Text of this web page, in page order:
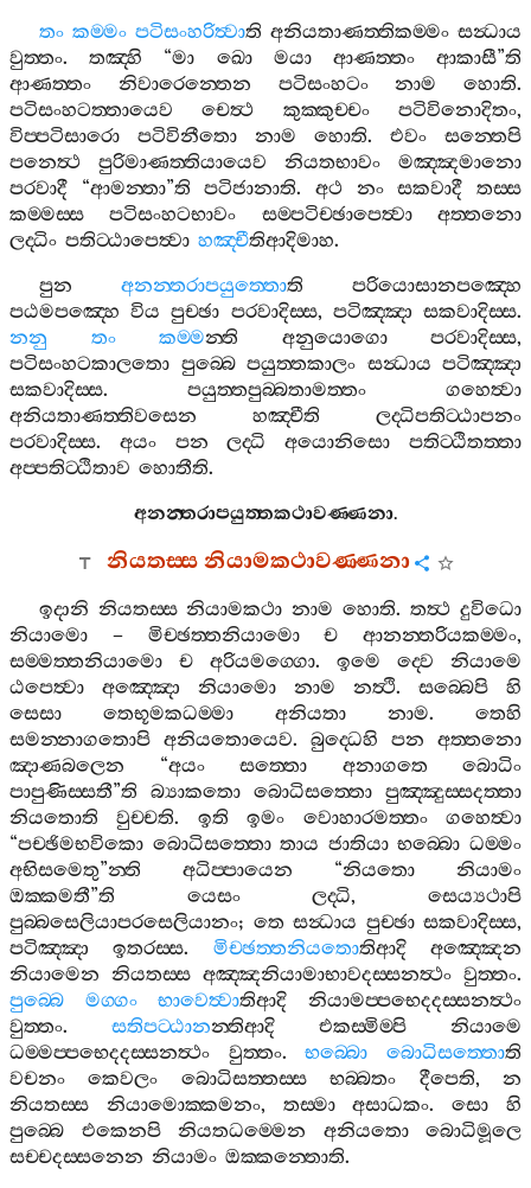
තං කම‍්මං පටිසංහරිත්‍වාති අනියතාණත‍්තිකම‍්මං සන්‍ධාය
වුත‍්තං.තඤ‍්හි “මා ඛො මයා ආණත‍්තං ආකාසී”ති
ආණත‍්තං
නිවාරෙන‍්තෙන පටිසංහටං නාම හොති.
පටිසංහටත‍්තායෙව
චෙත්‍ථ කුක‍්කුච‍්චං පටිවිනොදිතං,
විප‍්පටිසාරො
පටිවිනීතො නාම හොති. එවං
සන‍්තෙපි
පනෙත්‍ථ
පුරිමාණත‍්තියායෙව නියතභාවං
මඤ‍්ඤමානො
පරවාදී “ආමන‍්තා”ති පටිජානාති.අථ නං සකවාදී
තස‍්ස
කම‍්මස‍්ස
පටිසංහටභාවං සම‍්පටිච‍්ඡාපෙත්‍වා
අත‍්තනො
ලද‍්ධිං පතිට‍්ඨාපෙත්‍වා හඤ‍්චීතිආදිමාහ.
පුන
අනන‍්තරාපයුත‍්තොති
පරියොසානපඤ‍්හෙ
පඨමපඤ‍්හෙ විය පුච‍්ඡා පරවාදිස‍්ස, පටිඤ‍්ඤා සකවාදිස‍්ස.
නනු
තං කම‍්මන‍්ති අනුයොගො පරවාදිස‍්ස,
පටිසංහටකාලතො පුබ‍්බෙ පයුත‍්තකාලං සන්‍ධාය පටිඤ‍්ඤා
සකවාදිස‍්ස. පයුත‍්තපුබ‍්බතාමත‍්තං
ගහෙත්‍වා
අනියතාණත‍්තිවසෙන
හඤ‍්චීති
ලද‍්ධිපතිට‍්ඨාපනං
පරවාදිස‍්ස. අයං පන ලද‍්ධි අයොනිසො
පතිට‍්ඨිතත‍්තා
අප‍්පතිට‍්ඨිතාව හොතීති.
අනන‍්තරාපයුත‍්තකථාවණ‍්ණනා.
නියතස‍්සනියාමකථාවණ‍්ණනා
ඉදානි නියතස‍්ස නියාමකථා නාම හොති.තත්‍ථ දුවිධො
නියාමො – මිච‍්ඡත‍්තනියාමො ච ආනන‍්තරියකම‍්මං,
සම‍්මත‍්තනියාමො
ච අරියමග‍්ගො. ඉමෙ ද‍්වෙ
නියාමෙ
ඨපෙත්‍වා
අඤ‍්ඤො නියාමො නාම නත්‍ථි. සබ‍්බෙපි
හි
සෙසා
තෙභූමකධම‍්මා අනියතා නාම. තෙහි
සමන‍්නාගතොපි අනියතොයෙව. බුද‍්ධෙහි පන
අත‍්තනො
ඤාණබලෙන “අයං සත‍්තො අනාගතෙ
බොධිං
පාපුණිස‍්සතී”ති බ්‍යාකතො බොධිසත‍්තො පුඤ‍්ඤුස‍්සදත‍්තා
නියතොති
වුච‍්චති. ඉති ඉමං වොහාරමත‍්තං
ගහෙත්‍වා
“පච‍්ඡිමභවිකො බොධිසත‍්තො තාය ජාතියා භබ‍්බො ධම‍්මං
අභිසමෙතු”න‍්ති අධිප‍්පායෙන “නියතො
නියාමං
ඔක‍්කමතී”ති යෙසං ලද‍්ධි,සෙය්‍යථාපි
පුබ‍්බසෙලියාපරසෙලියානං; තෙ සන්‍ධාය පුච‍්ඡා සකවාදිස‍්ස,
පටිඤ‍්ඤා
ඉතරස‍්ස. මිච‍්ඡත‍්තනියතොතිආදි
අඤ‍්ඤෙන
නියාමෙන නියතස‍්ස අඤ‍්ඤනියාමාභාවදස‍්සනත්‍ථං වුත‍්තං.
පුබ‍්බෙ
මග‍්ගං භාවෙත්‍වාතිආදි
නියාමප‍්පභෙදදස‍්සනත්‍ථං
වුත‍්තං. සතිපට‍්ඨානන‍්තිආදි එකස‍්මිම‍්පි
නියාමෙ
ධම‍්මප‍්පභෙදදස‍්සනත්‍ථං
වුත‍්තං.භබ‍්බො බොධිසත‍්තොති
වචනං
කෙවලං බොධිසත‍්තස‍්ස භබ‍්බතං දීපෙති,න
නියතස‍්ස
නියාමොක‍්කමනං, තස‍්මා අසාධකං.සො
හි
පුබ‍්බෙ
එකෙනපි නියතධම‍්මෙන අනියතො
බොධිමූලෙ
සච‍්චදස‍්සනෙන නියාමං ඔක‍්කන‍්තොති.